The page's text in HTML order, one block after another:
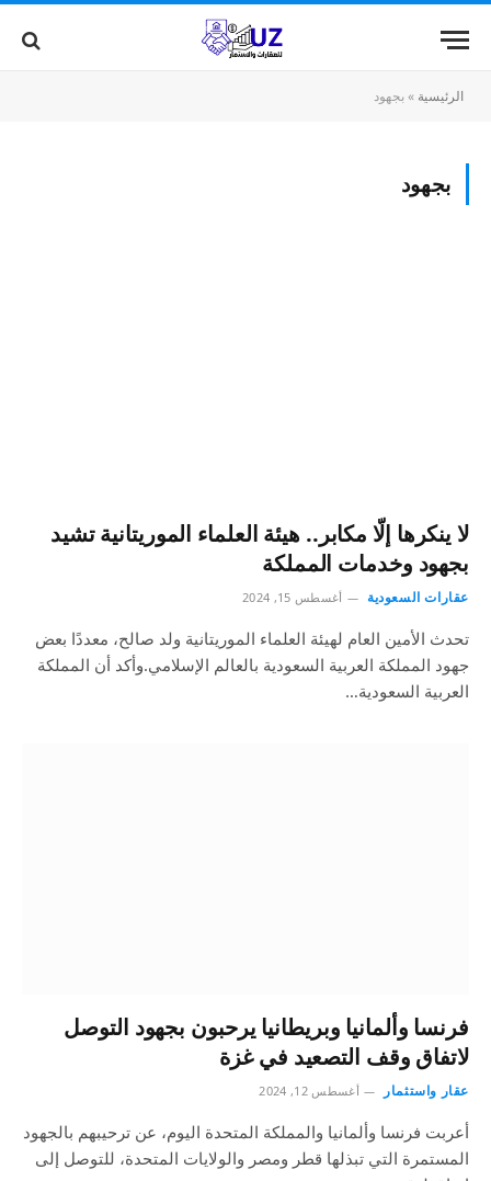
الرئيسية »بجهود
بجهود
لا ينكرها إلّا مكابر.. هيئة العلماء الموريتانية تشيد
بجهود وخدمات المملكة
عقارات السعودية أغسطس 15, 2024
تحدث الأمين العام لهيئة العلماء الموريتانية ولد صالح، معددًا بعض
جهود المملكة العربية السعودية بالعالم الإسلامي.وأكد أن المملكة
العربية السعودية…
فرنسا وألمانيا وبريطانيا يرحبون بجهود التوصل
لاتفاق وقف التصعيد في غزة
عقار واستثمار أغسطس 12, 2024
أعربت فرنسا وألمانيا والمملكة المتحدة اليوم، عن ترحيبهم بالجهود
المستمرة التي تبذلها قطر ومصر والولايات المتحدة، للتوصل إلى